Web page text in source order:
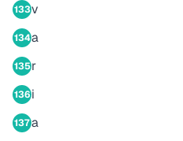
133v
134a
135r
136i
137a